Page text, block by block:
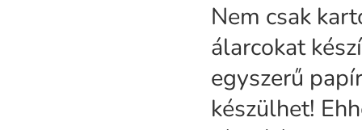
Nem csak
álarcokat
egyszerű
készülhet!